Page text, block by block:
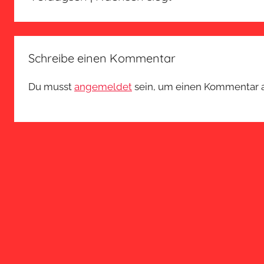
Schreibe einen Kommentar
Du musst angemeldet sein, um einen Kommentar